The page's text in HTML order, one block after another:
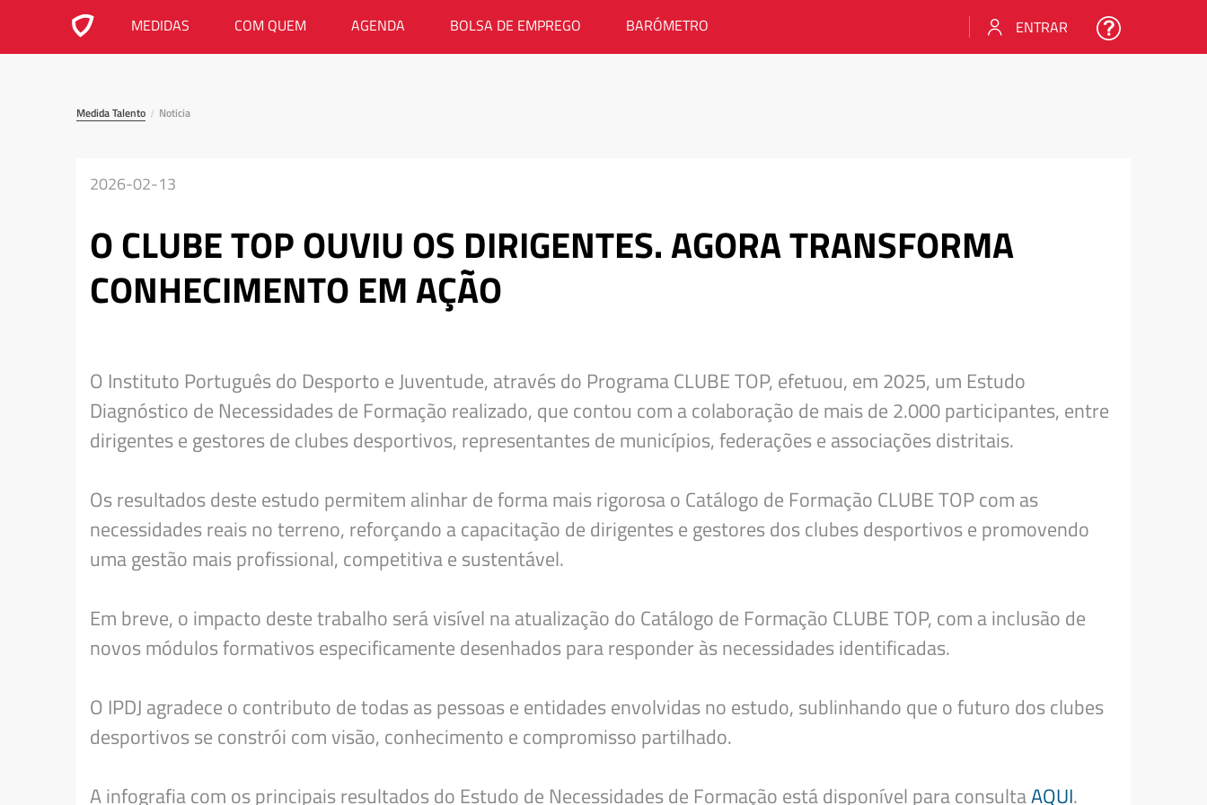
MEDIDAS COM QUEM AGENDA BOLSA DE EMPREGO BARÓMETRO ENTRAR
Medida Talento / Noticia
2026-02-13
O CLUBE TOP OUVIU OS DIRIGENTES. AGORA TRANSFORMA
CONHECIMENTO EM AÇÃO
O Instituto Português do Desporto e Juventude, através do Programa CLUBE TOP, efetuou, em 2025, um Estudo
Diagnóstico de Necessidades de Formação realizado, que contou com a colaboração de mais de 2.000 participantes, entre
dirigentes e gestores de clubes desportivos, representantes de municípios, federações e associações distritais.
Os resultados deste estudo permitem alinhar de forma mais rigorosa o Catálogo de Formação CLUBE TOP com as
necessidades reais no terreno, reforçando a capacitação de dirigentes e gestores dos clubes desportivos e promovendo
uma gestão mais profissional, competitiva e sustentável.
Em breve, o impacto deste trabalho será visível na atualização do Catálogo de Formação CLUBE TOP, com a inclusão de
novos módulos formativos especificamente desenhados para responder às necessidades identificadas.
O IPDJ agradece o contributo de todas as pessoas e entidades envolvidas no estudo, sublinhando que o futuro dos clubes
desportivos se constrói com visão, conhecimento e compromisso partilhado.
A infografia com os principais resultados do Estudo de Necessidades de Formação está disponível para consultaAQUI.
Deseja apagar o ficheiro?